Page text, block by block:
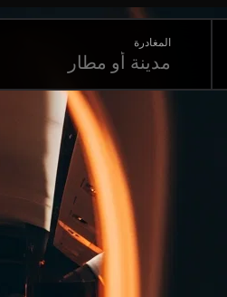
المغادرة
مدينة أو مطار